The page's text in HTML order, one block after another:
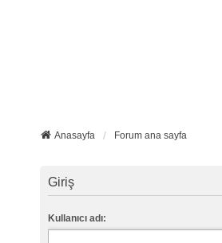
Anasayfa Forum ana sayfa
Giriş
Kullanıcı adı: